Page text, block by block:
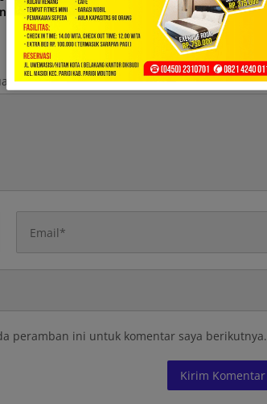
Perpustakaan
Bronjong
yang wajib ditandai*
peramban ini untuk komentar saya berikutnya.